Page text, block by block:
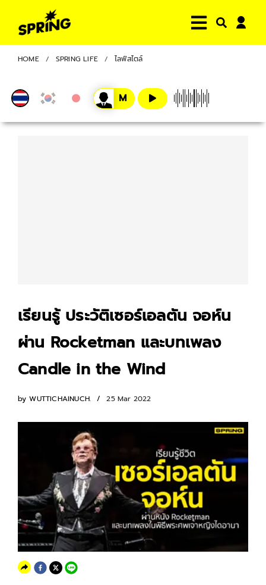
HOME SPRING LIFE ไลฟ์สไตล์
เรียนรู้ ประวัติเซอร์เอลตัน จอห์น
ผ่าน Rocketman และบทเพลง
Candle in the Wind
by WUTTICHAINUCH. 25 Mar 2022